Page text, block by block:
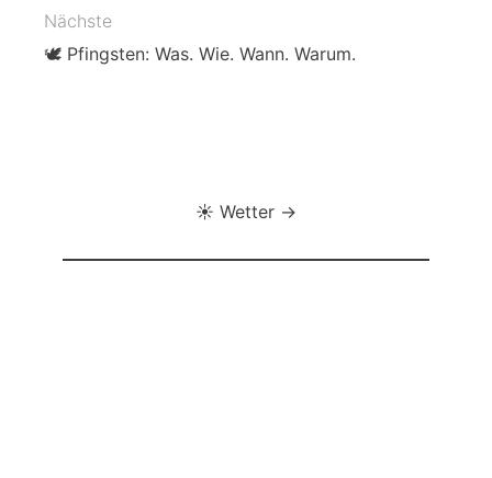
Nächste
🕊️ Pfingsten: Was. Wie. Wann. Warum.
☀️ Wetter →